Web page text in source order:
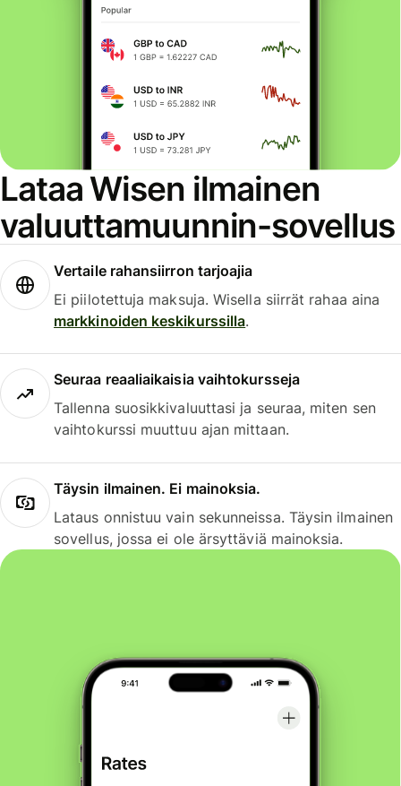
Lataa Wisen ilmainen
valuuttamuunnin-sovellus
Vertaile rahansiirron tarjoajia
Ei piilotettuja maksuja. Wisella siirrät rahaa aina
markkinoiden keskikurssilla.
Seuraa reaaliaikaisia vaihtokursseja
Tallenna suosikkivaluuttasi ja seuraa, miten sen
vaihtokurssi muuttuu ajan mittaan.
Täysin ilmainen. Ei mainoksia.
Lataus onnistuu vain sekunneissa. Täysin ilmainen
sovellus, jossa ei ole ärsyttäviä mainoksia.